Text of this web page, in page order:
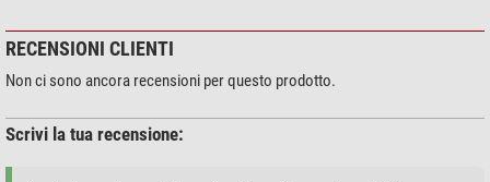
RECENSIONI CLIENTI
Non ci sono ancora recensioni per questo prodotto.
Scrivi la tua recensione: